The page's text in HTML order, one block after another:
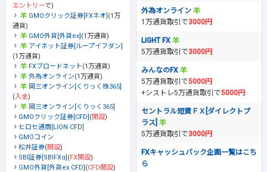
エントリーで)
GMOクリック証券[FXネオ] (1万
通貨)
GMO外貨[外貨ex] (1万通貨)
アイネット証券[ループイフダン]
(1万通貨)
FXブロードネット(1万通貨)
外為オンライン(1万通貨)
岡三オンライン[くりっく株365]
(入金)
岡三オンライン[くりっく365]
GMOクリック証券[CFD] (開設)
ヒロセ通商[LION CFD]
GMOコイン
松井証券(開設)
SBI証券[SBIFXα] (FX開設)
GMO外貨[外貨ex CFD] (CFD開設)
外為オンライン
1万通貨取引で3000円
LIGHT FX
5万通貨取引で3000円
みんなのFX
5万通貨取引で5000円
+シストレ5万通貨取引で5000円
セントラル短資ＦＸ[ダイレクトプ
ラス]
5万通貨取引で3000円
FXキャッシュバック企画一覧はこち
ら